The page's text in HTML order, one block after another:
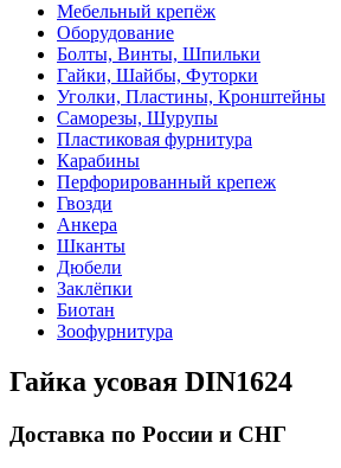
Мебельный крепёж
Оборудование
Болты, Винты, Шпильки
Гайки, Шайбы, Футорки
Уголки, Пластины, Кронштейны
Саморезы, Шурупы
Пластиковая фурнитура
Карабины
Перфорированный крепеж
Гвозди
Анкера
Шканты
Дюбели
Заклёпки
Биотан
Зоофурнитура
Гайка усовая DIN1624
Доставка по России и СНГ